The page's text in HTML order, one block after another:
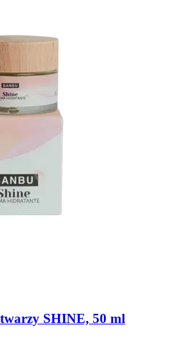
SHINE, 50 ml